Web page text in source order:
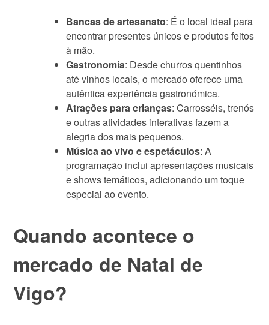
Bancas de artesanato: É o local ideal para
encontrar presentes únicos e produtos feitos
à mão.
Gastronomia: Desde churros quentinhos
até vinhos locais, o mercado oferece uma
autêntica experiência gastronómica.
Atrações para crianças: Carrosséis, trenós
e outras atividades interativas fazem a
alegria dos mais pequenos.
Música ao vivo e espetáculos: A
programação inclui apresentações musicais
e shows temáticos, adicionando um toque
especial ao evento.
Quando acontece o
mercado de Natal de
Vigo?